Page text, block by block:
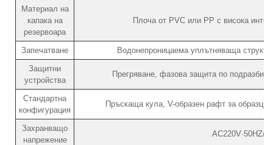
Материал на
капака на
резервоара
Плоча от PVC или PP с висока
Запечатване
Водонепроницаема уплътняваща
Защитни
устройства
Прегряване, фазова защита по
Стандартна
конфигурация
Пръскаща кула, V-образен рафт за
Захранващо
напрежение
AC220V·50HZ/